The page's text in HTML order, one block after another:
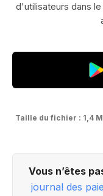
d'utilisateurs dans
Taille du fichier : 1,4
Vous n’êtes
journal des